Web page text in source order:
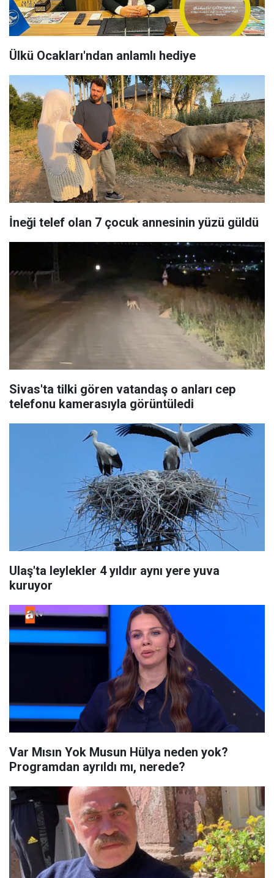
Ülkü Ocakları'ndan anlamlı hediye
İneği telef olan 7 çocuk annesinin yüzü güldü
Sivas'ta tilki gören vatandaş o anları cep
telefonu kamerasıyla görüntüledi
Ulaş'ta leylekler 4 yıldır aynı yere yuva
kuruyor
Var Mısın Yok Musun Hülya neden yok?
Programdan ayrıldı mı, nerede?